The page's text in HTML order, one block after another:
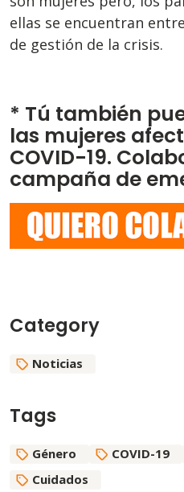
ellas se encuentran
de gestión de la crisis.
* Tú también
las mujeres
COVID-19.
campaña de
Category
Noticias
Tags
Género COVID-19
Cuidados